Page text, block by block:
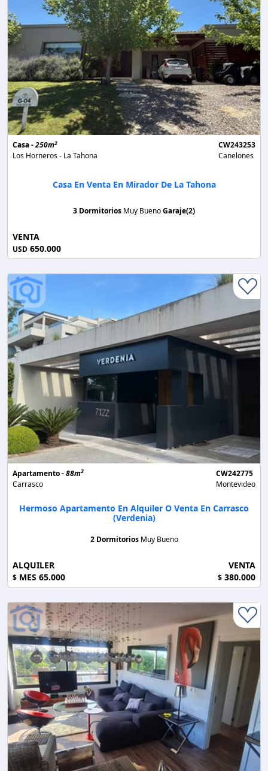
Casa -250m2
Los Horneros - La Tahona
CW243253
Canelones
Casa En Venta En Mirador De La Tahona
3 Dormitorios Muy BuenoGaraje(2)
VENTA
USD 650.000
Apartamento -88m2
Carrasco
CW242775
Montevideo
Hermoso Apartamento En Alquiler O Venta En Carrasco
(Verdenia)
2 Dormitorios Muy Bueno
ALQUILER
$ MES 65.000
VENTA
$ 380.000